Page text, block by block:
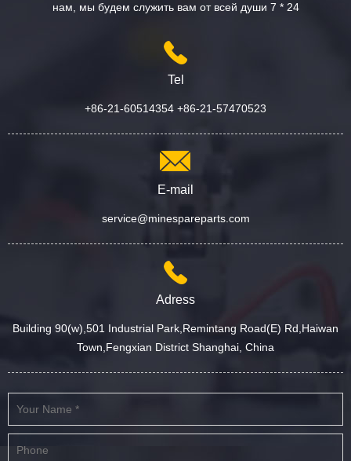
нам, мы будем служить вам от всей души 7 * 24
Tel
+86-21-60514354 +86-21-57470523
E-mail
service@minespareparts.com
Adress
Building 90(w),501 Industrial Park,Remintang Road(E) Rd,Haiwan
Town,Fengxian District Shanghai, China